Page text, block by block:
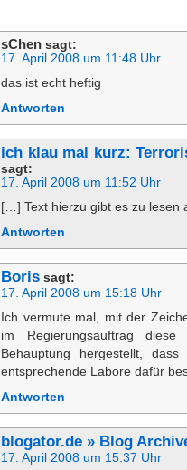
sChen sagt:
17. April 2008 um 11:48 Uhr
das ist echt heftig
Antworten
ich klau mal kurz:
sagt:
17. April 2008 um 11:52 Uhr
[…] Text hierzu gibt es zu lesen
Antworten
Boris sagt:
17. April 2008 um 15:18 Uhr
Ich vermute mal, mit der
im Regierungsauftrag
Behauptung hergestellt,
entsprechende Labore dafür
Antworten
blogator.de » Blog
17. April 2008 um 15:37 Uhr